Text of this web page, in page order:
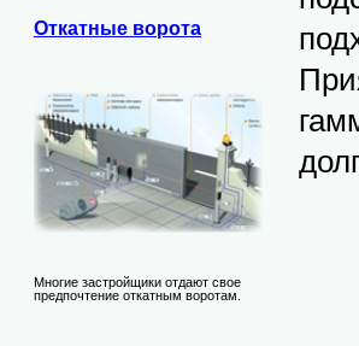
Откатные ворота
Многие застройщики отдают свое
предпочтение откатным воротам.